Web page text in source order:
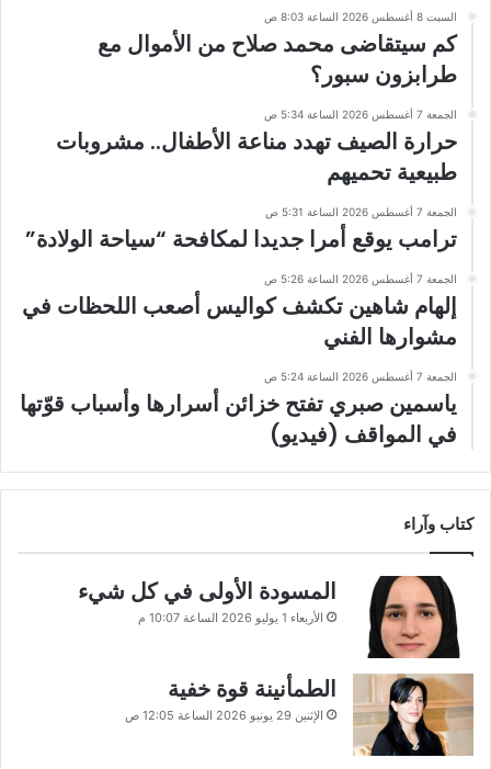
السبت 8 أغسطس 2026 الساعة 8:03 ص
كم سيتقاضى محمد صلاح من الأموال مع
طرابزون سبور؟
الجمعة 7 أغسطس 2026 الساعة 5:34 ص
حرارة الصيف تهدد مناعة الأطفال.. مشروبات
طبيعية تحميهم
الجمعة 7 أغسطس 2026 الساعة 5:31 ص
ترامب يوقع أمرا جديدا لمكافحة “سياحة الولادة”
الجمعة 7 أغسطس 2026 الساعة 5:26 ص
إلهام شاهين تكشف كواليس أصعب اللحظات في
مشوارها الفني
الجمعة 7 أغسطس 2026 الساعة 5:24 ص
ياسمين صبري تفتح خزائن أسرارها وأسباب قوّتها
في المواقف (فيديو)
كتاب وآراء
المسودة الأولى في كل شيء
الأربعاء 1 يوليو 2026 الساعة 10:07 م
الطمأنينة قوة خفية
الإثنين 29 يونيو 2026 الساعة 12:05 ص